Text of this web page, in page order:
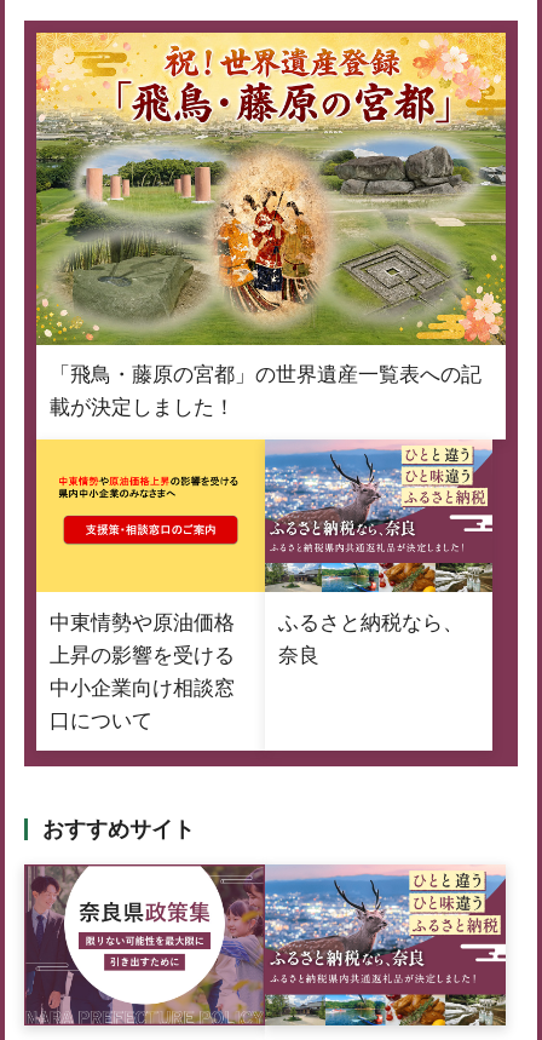
「飛鳥・藤原の宮都」の世界遺産一覧表への記
載が決定しました！
中東情勢や原油価格
上昇の影響を受ける
中小企業向け相談窓
口について
ふるさと納税なら、
奈良
おすすめサイト